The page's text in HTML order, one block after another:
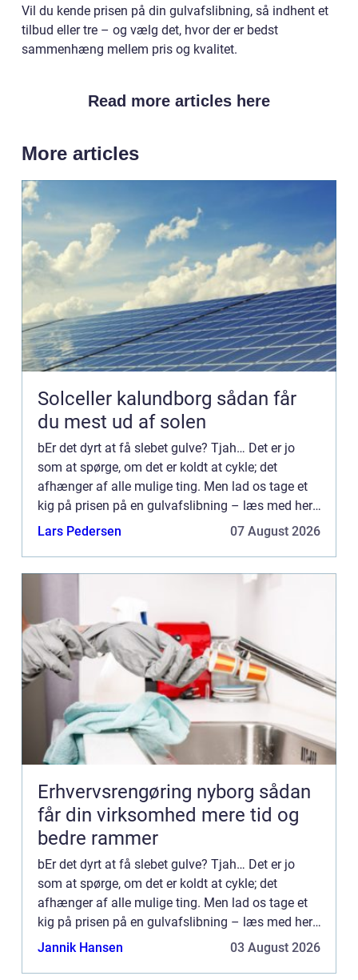
Vil du kende prisen på din gulvafslibning, så indhent et
tilbud eller tre – og vælg det, hvor der er bedst
sammenhæng mellem pris og kvalitet.
Read more articles here
More articles
Solceller kalundborg sådan får
du mest ud af solen
bEr det dyrt at få slebet gulve? Tjah… Det er jo
som at spørge, om det er koldt at cykle; det
afhænger af alle mulige ting. Men lad os tage et
kig på prisen på en gulvafslibning – læs med her.
Prisen på en gulvafslibning. Jo, ser du. Den
Lars Pedersen 07 August 2026
Erhvervsrengøring nyborg sådan
får din virksomhed mere tid og
bedre rammer
bEr det dyrt at få slebet gulve? Tjah… Det er jo
som at spørge, om det er koldt at cykle; det
afhænger af alle mulige ting. Men lad os tage et
kig på prisen på en gulvafslibning – læs med her.
Prisen på en gulvafslibning. Jo, ser du. Den
Jannik Hansen 03 August 2026